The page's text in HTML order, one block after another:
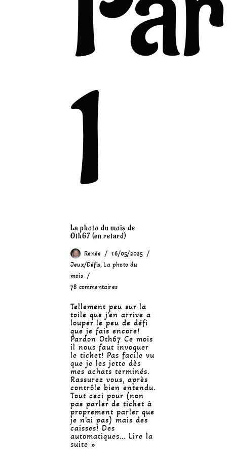
1
La photo du mois de
Oth67 (en retard)
Renée
16/05/2025
Jeux/Défis,La photo du
mois
78 commentaires
Tellement peu sur la
toile que j’en arrive a
louper le peu de défi
que je fais encore!
Pardon Oth67 Ce mois
il nous faut invoquer
le ticket! Pas facile vu
que je les jette dès
mes achats terminés.
Rassurez vous, après
contrôle bien entendu.
Tout ceci pour (non
pas parler de ticket à
proprement parler que
je n’ai pas) mais des
caisses! Des
automatiques… Lire la
suite »